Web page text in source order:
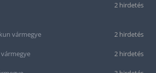
2 hirdetés
vármegye 2 hirdetés
2 hirdetés